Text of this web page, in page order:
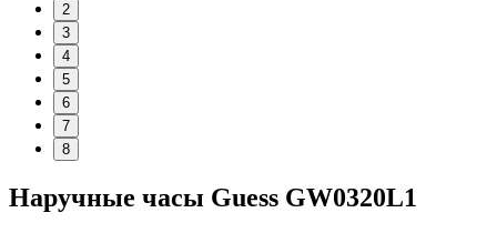
2
3
4
5
6
7
8
Наручные часы Guess GW0320L1